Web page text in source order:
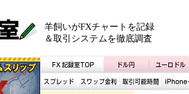
羊飼いがFXチャートを記録
＆取引システムを徹底調査